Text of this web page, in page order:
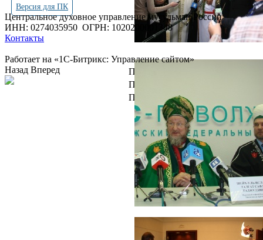
Версия для ПК
Центральное духовное управление мусульман России
ИНН: 0274035950 ОГРН: 1020200001348
Контакты
Работает на «1С-Битрикс: Управление сайтом»
Просмотров всего:
Посетителей сегодня:
Посетителей в онлайн:
Назад Вперед